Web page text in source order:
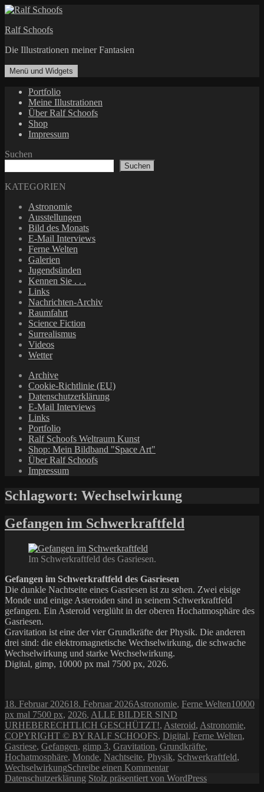
Zum
springen
Ralf Schoofs
Die Illustrationen meiner Fantasien
Menü und Widgets
Portfolio
Meine Illustrationen
Über Ralf Schoofs
Shop
Impressum
Suchen
Suchen
KATEGORIEN
Astronomie
Ausstellungen
Bild des Monats
E-Mail Interviews
Ferne Welten
Galerien
Jugendsünden
Kennen Sie . . .
Links
Nachrichten-Archiv
Raumfahrt
Science Fiction
Surrealismus
Videos
Wetter
Archive
Cookie-Richtlinie (EU)
Datenschutzerklärung
E-Mail Interviews
Links
Portfolio
Ralf Schoofs Weltraum Kunst
Shop: Mein Bildband "Space Art"
Über Ralf Schoofs
Impressum
Schlagwort: Wechselwirkung
Gefangen im Schwerkraftfeld
Im Schwerkraftfeld des Gasriesen.
Gefangen im Schwerkraftfeld des Gasriesen
Die dunkle Nachtseite eines Gasriesen ist zu sehen. Zwei eisige
Monde und einige Asteroiden sind in seinem Schwerkraftfeld
gefangen. Ein Asteroid verglüht in der oberen Hochatmosphäre des
Gasriesen.
Gravitation ist eine der vier Grundkräfte der Physik. Die anderen
drei sind: die elektromagnetische Wechselwirkung, die schwache
Wechselwirkung und starke Wechselwirkung.
Digital, gimp, 10000 px mal 7500 px, 2026.
Veröffentlicht
am
18. Februar 202618. Februar 2026Kategorien
Astronomie, Ferne Welten10000
px mal 7500 px, 2026, ALLE BILDER SIND
URHEBERECHTLICH GESCHÜTZT!, Asteroid, Astronomie,
COPYRIGHT © BY RALF SCHOOFS, Digital, Ferne Welten,
Gasriese, Gefangen, gimp 3, Gravitation, Grundkräfte,
Hochatmosphäre, Monde, Nachtseite, Physik, Schwerkraftfeld,
WechselwirkungSchreibe einen Kommentarzu
Gefangen
Datenschutzerklärung Stolz präsentiert von WordPress